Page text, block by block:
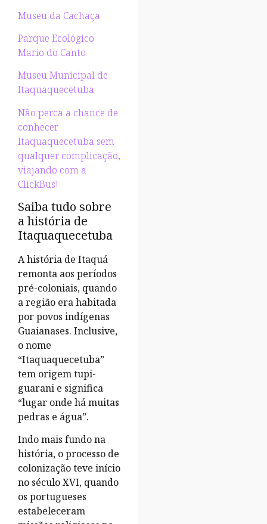
Museu da Cachaça
Parque Ecológico
Mario do Canto
Museu Municipal de
Itaquaquecetuba
Não perca a chance de
conhecer
Itaquaquecetuba sem
qualquer complicação,
viajando com a
ClickBus!
Saiba tudo sobre
a história de
Itaquaquecetuba
A história de Itaquá
remonta aos períodos
pré-coloniais, quando
a região era habitada
por povos indígenas
Guaianases. Inclusive,
o nome
“Itaquaquecetuba”
tem origem tupi-
guarani e significa
“lugar onde há muitas
pedras e água”.
Indo mais fundo na
história, o processo de
colonização teve início
no século XVI, quando
os portugueses
estabeleceram